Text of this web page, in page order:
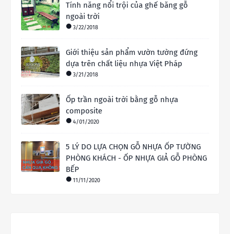
Tính năng nổi trội của ghế băng gỗ
ngoài trời
3/22/2018
Giới thiệu sản phẩm vườn tường đứng
dựa trên chất liệu nhựa Việt Pháp
3/21/2018
Ốp trần ngoài trời bằng gỗ nhựa
composite
4/01/2020
5 LÝ DO LỰA CHỌN GỖ NHỰA ỐP TƯỜNG
PHÒNG KHÁCH - ỐP NHỰA GIẢ GỖ PHÒNG
BẾP
11/11/2020